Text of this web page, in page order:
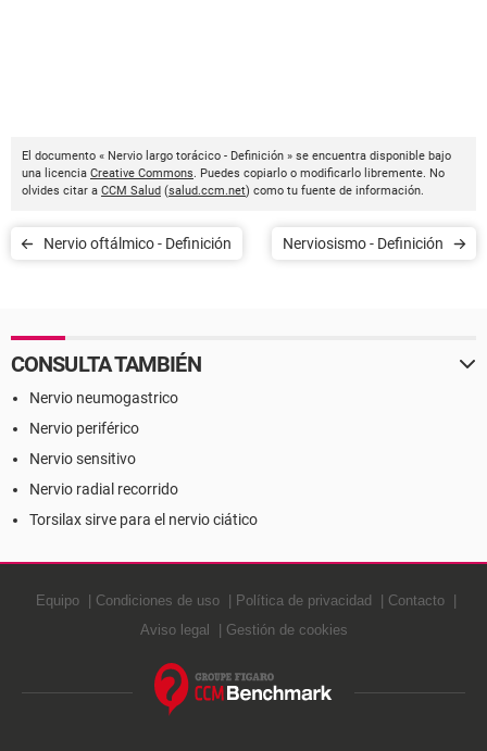
El documento « Nervio largo torácico - Definición » se encuentra disponible bajo
una licencia Creative Commons. Puedes copiarlo o modificarlo libremente. No
olvides citar a CCM Salud (salud.ccm.net) como tu fuente de información.
Nervio oftálmico - Definición Nerviosismo - Definición
CONSULTA TAMBIÉN
Nervio neumogastrico
Nervio periférico
Nervio sensitivo
Nervio radial recorrido
Torsilax sirve para el nervio ciático
Equipo Condiciones de uso Política de privacidad
Contacto
Aviso legal
Gestión de cookies